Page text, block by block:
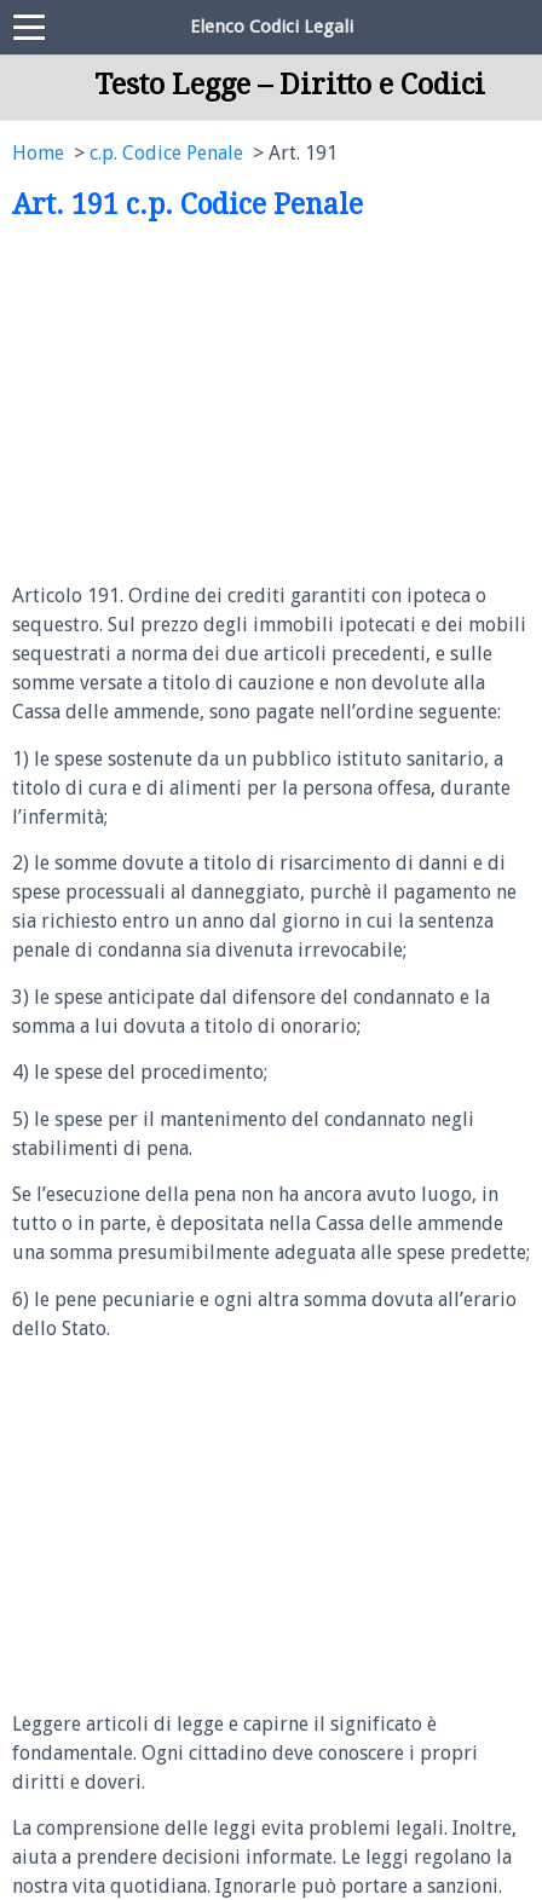
Elenco Codici Legali
Testo Legge – Diritto e Codici
Home c.p. Codice Penale Art. 191
Art. 191 c.p. Codice Penale
Articolo 191. Ordine dei crediti garantiti con ipoteca o
sequestro. Sul prezzo degli immobili ipotecati e dei mobili
sequestrati a norma dei due articoli precedenti, e sulle
somme versate a titolo di cauzione e non devolute alla
Cassa delle ammende, sono pagate nell’ordine seguente:
1) le spese sostenute da un pubblico istituto sanitario, a
titolo di cura e di alimenti per la persona offesa, durante
l’infermità;
2) le somme dovute a titolo di risarcimento di danni e di
spese processuali al danneggiato, purchè il pagamento ne
sia richiesto entro un anno dal giorno in cui la sentenza
penale di condanna sia divenuta irrevocabile;
3) le spese anticipate dal difensore del condannato e la
somma a lui dovuta a titolo di onorario;
4) le spese del procedimento;
5) le spese per il mantenimento del condannato negli
stabilimenti di pena.
Se l’esecuzione della pena non ha ancora avuto luogo, in
tutto o in parte, è depositata nella Cassa delle ammende
una somma presumibilmente adeguata alle spese predette;
6) le pene pecuniarie e ogni altra somma dovuta all’erario
dello Stato.
Leggere articoli di legge e capirne il significato è
fondamentale. Ogni cittadino deve conoscere i propri
diritti e doveri.
La comprensione delle leggi evita problemi legali. Inoltre,
aiuta a prendere decisioni informate. Le leggi regolano la
nostra vita quotidiana. Ignorarle può portare a sanzioni.